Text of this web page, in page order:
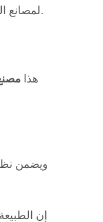
تم تصميم MIC 32-8 لمصانع الجعة ذات متطلبات الإنتاج العالية، حيث يوفر سرعات مذهلة لتلبية متطلبات السوق.
هذا
ويضمن
إن